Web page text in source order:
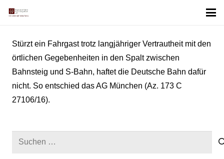
Stürzt ein Fahrgast trotz langjähriger Vertrautheit mit den
örtlichen Gegebenheiten in den Spalt zwischen
Bahnsteig und S-Bahn, haftet die Deutsche Bahn dafür
nicht. So entschied das AG München (Az. 173 C
27106/16).
Suchen